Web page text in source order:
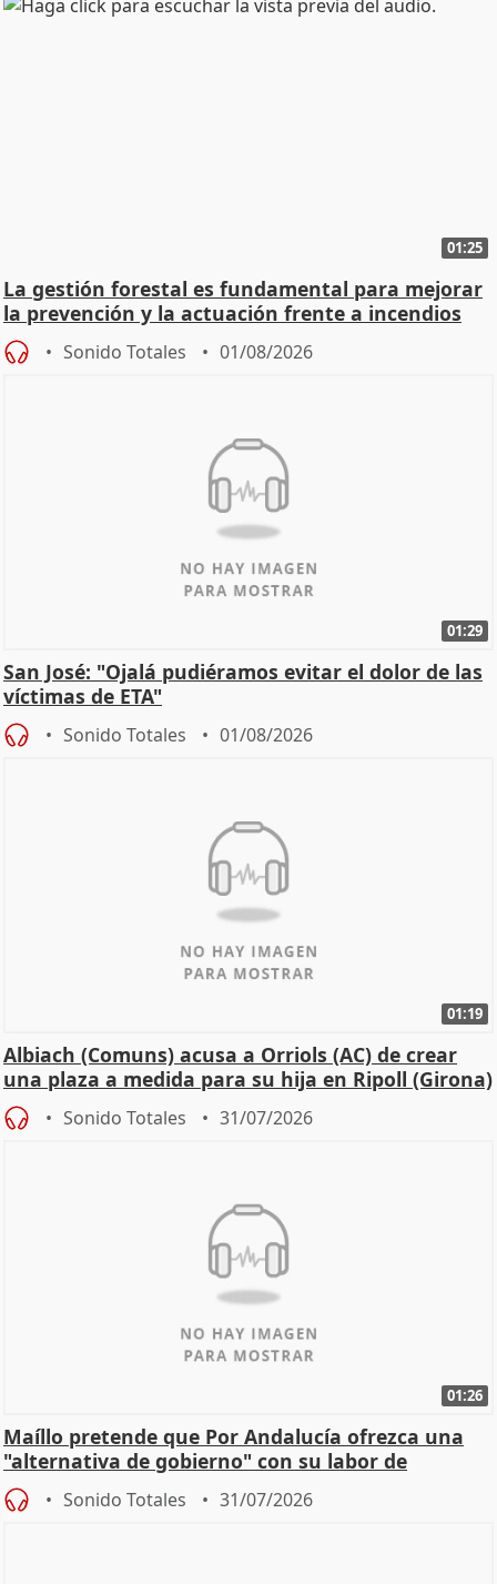
01:25
La gestión forestal es fundamental para mejorar
la prevención y la actuación frente a incendios
Sonido Totales 01/08/2026
01:29
San José: "Ojalá pudiéramos evitar el dolor de las
víctimas de ETA"
Sonido Totales 01/08/2026
01:19
Albiach (Comuns) acusa a Orriols (AC) de crear
una plaza a medida para su hija en Ripoll (Girona)
Sonido Totales 31/07/2026
01:26
Maíllo pretende que Por Andalucía ofrezca una
"alternativa de gobierno" con su labor de
oposición
Sonido Totales 31/07/2026